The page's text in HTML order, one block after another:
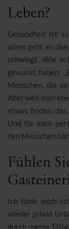
Leben?
Gesundheit ist
allem geht es
schwingt. Wie
gewusst haben:
Menschen, die
Aber weil man
etwas finden,
Und für mich
den Menschen
Fühlen
Ich fühle mich
wieder privat
durch meine